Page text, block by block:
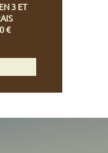
3 ET
€